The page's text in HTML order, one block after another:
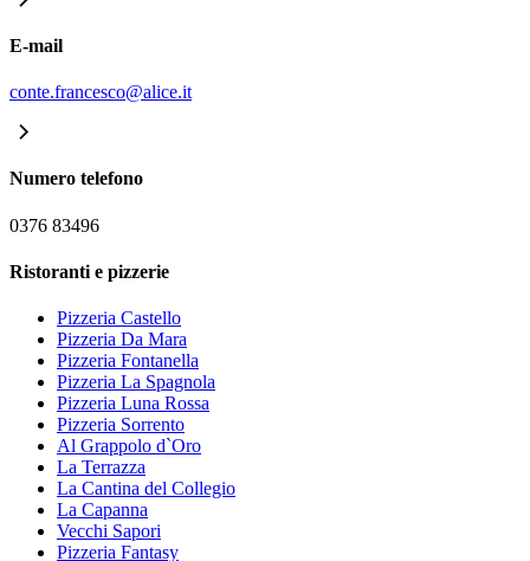
E-mail
conte.francesco@alice.it
Numero telefono
0376 83496
Ristoranti e pizzerie
Pizzeria Castello
Pizzeria Da Mara
Pizzeria Fontanella
Pizzeria La Spagnola
Pizzeria Luna Rossa
Pizzeria Sorrento
Al Grappolo d`Oro
La Terrazza
La Cantina del Collegio
La Capanna
Vecchi Sapori
Pizzeria Fantasy